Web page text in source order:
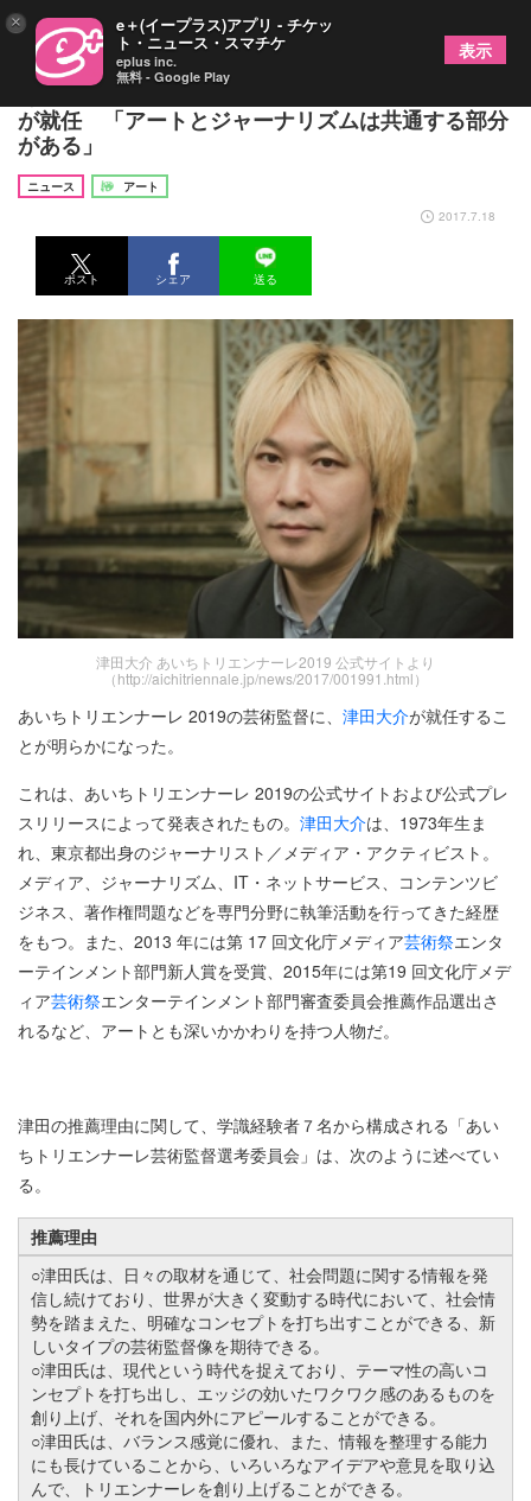
あいちトリエンナーレ 2019の芸術監督に津田大介
が就任 「アートとジャーナリズムは共通する部分
がある」
ニュース
アート
2017.7.18
ポスト シェア 送る
津田大介 あいちトリエンナーレ2019 公式サイトより
（http://aichitriennale.jp/news/2017/001991.html）
あいちトリエンナーレ 2019の芸術監督に、 津田大介が就任するこ
とが明らかになった。
これは、あいちトリエンナーレ 2019の公式サイトおよび公式プレ
スリリースによって発表されたもの。 津田大介は、1973年生ま
れ、東京都出身のジャーナリスト／メディア・アクティビスト。
メディア、ジャーナリズム、IT・ネットサービス、コンテンツビ
ジネス、著作権問題などを専門分野に執筆活動を行ってきた経歴
をもつ。また、2013 年には第 17 回文化庁メディア芸術祭エンタ
ーテインメント部門新人賞を受賞、2015年には第19 回文化庁メデ
ィア芸術祭エンターテインメント部門審査委員会推薦作品選出さ
れるなど、アートとも深いかかわりを持つ人物だ。
津田の推薦理由に関して、学識経験者７名から構成される「あい
ちトリエンナーレ芸術監督選考委員会」は、次のように述べてい
る。
推薦理由
○津田氏は、日々の取材を通じて、社会問題に関する情報を発
信し続けており、世界が大きく変動する時代において、社会情
勢を踏まえた、明確なコンセプトを打ち出すことができる、新
しいタイプの芸術監督像を期待できる。
○津田氏は、現代という時代を捉えており、テーマ性の高いコ
ンセプトを打ち出し、エッジの効いたワクワク感のあるものを
創り上げ、それを国内外にアピールすることができる。
○津田氏は、バランス感覚に優れ、また、情報を整理する能力
にも長けていることから、いろいろなアイデアや意見を取り込
んで、トリエンナーレを創り上げることができる。
× e＋(イープラス)アプリ - チケッ
ト・ニュース・スマチケ
eplus inc.
無料 - Google Play
表示